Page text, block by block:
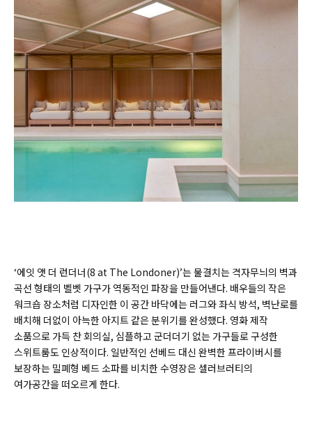
‘에잇 앳 더 런더너(8 at The Londoner)’는 물결치는 격자무늬의 벽과
곡선 형태의 벨벳 가구가 역동적인 파장을 만들어낸다. 배우들의 작은
워크숍 장소처럼 디자인한 이 공간 바닥에는 러그와 좌식 방석, 벽난로를
배치해 더없이 아늑한 아지트 같은 분위기를 완성했다. 영화 제작
소품으로 가득 찬 회의실, 심플하고 군더더기 없는 가구들로 구성한
스위트룸도 인상적이다. 일반적인 선베드 대신 완벽한 프라이버시를
보장하는 밀폐형 베드 소파를 비치한 수영장은 셀러브러티의
여가공간을 떠오르게 한다.